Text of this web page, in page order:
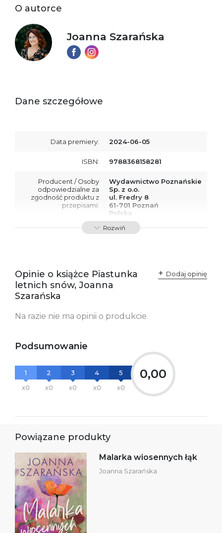
O autorce
Joanna Szarańska
Dane szczegółowe
Data premiery: 2024-06-05
ISBN: 9788368158281
Producent / Osoby
odpowiedzialne za
zgodność produktu z
przepisami:
Wydawnictwo Poznańskie
Sp. z o.o.
ul. Fredry 8
61-701 Poznań
Polska
kontakt@wydajenamsie.pl
+48 61 623 38 38
Rozwiń
Opinie o książce Piastunka
letnich snów, Joanna
Szarańska
Dodaj opinię
Na razie nie ma opinii o produkcie.
Podsumowanie
1
x0
2
x0
3
x0
4
x0
5
x0
0,00
Powiązane produkty
Malarka wiosennych łąk
Joanna Szarańska